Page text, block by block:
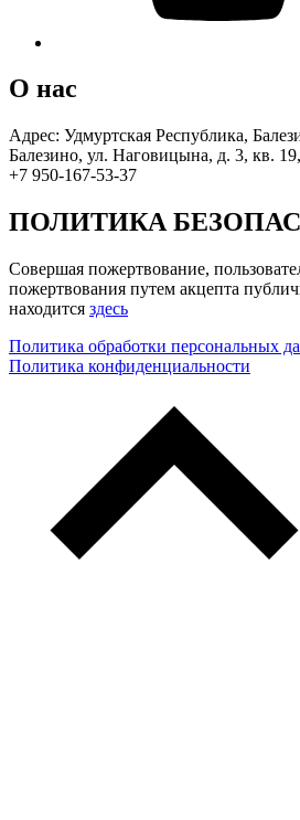
О нас
Адрес: Удмуртская Республика,
Балезино, ул. Наговицына, д. 3, кв. 19,
+7 950-167-53-37
ПОЛИТИКА
Совершая пожертвование,
пожертвования путем акцепта
находится здесь
Политика обработки персональных
Политика конфиденциальности